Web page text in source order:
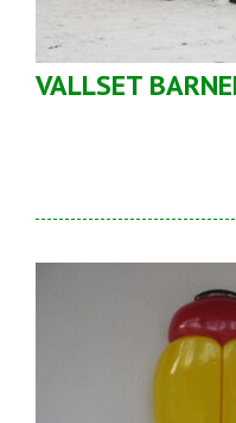
VALLSET